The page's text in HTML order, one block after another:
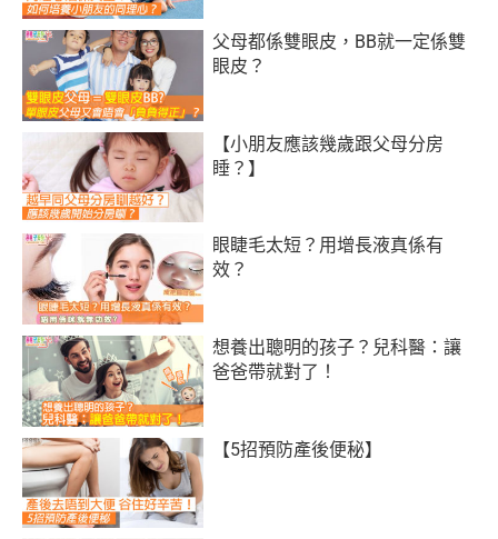
父母都係雙眼皮，BB就一定係雙
眼皮？
【小朋友應該幾歲跟父母分房
睡？】
眼睫毛太短？用增長液真係有
效？
想養出聰明的孩子？兒科醫：讓
爸爸帶就對了！
【5招預防產後便秘】